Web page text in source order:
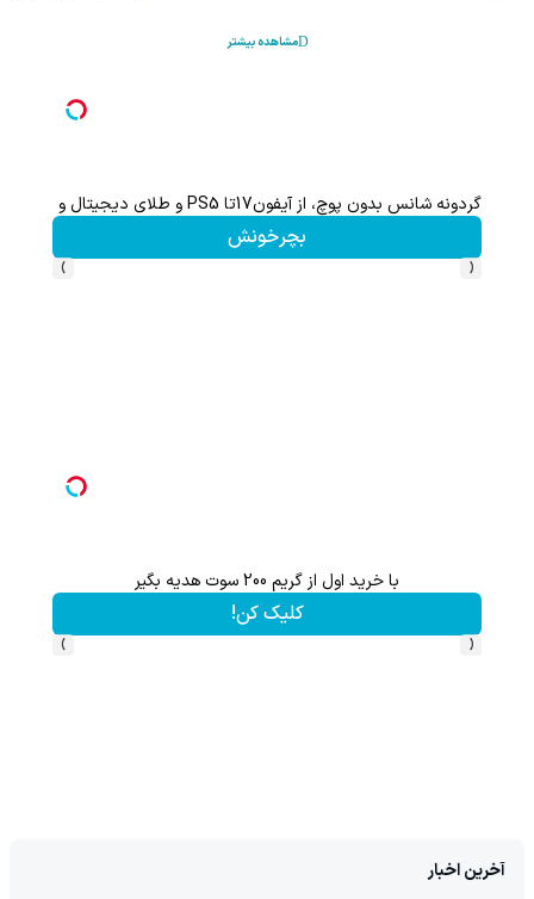
مشاهده بیشتر
هم سرمایه گذاری میکنی هم نقره هدیه میگیری ؛ثبت نام کن
کلیک کن!
‹
›
با پودر جلبک چربیاتو مثل اسید ذوب کن(تخفیف تا امشب)
تخفیف ویژه!
‹
›
آخرین اخبار